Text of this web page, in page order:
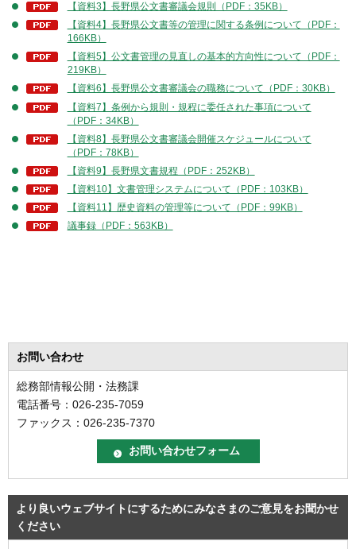
【資料3】長野県公文書審議会規則（PDF：35KB）
【資料4】長野県公文書等の管理に関する条例について（PDF：
166KB）
【資料5】公文書管理の見直しの基本的方向性について（PDF：
219KB）
【資料6】長野県公文書審議会の職務について（PDF：30KB）
【資料7】条例から規則・規程に委任された事項について
（PDF：34KB）
【資料8】長野県公文書審議会開催スケジュールについて
（PDF：78KB）
【資料9】長野県文書規程（PDF：252KB）
【資料10】文書管理システムについて（PDF：103KB）
【資料11】歴史資料の管理等について（PDF：99KB）
議事録（PDF：563KB）
お問い合わせ
総務部情報公開・法務課
電話番号：026-235-7059
ファックス：026-235-7370
より良いウェブサイトにするためにみなさまのご意見をお聞かせ
ください